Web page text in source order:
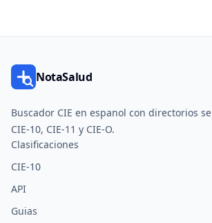
NotaSalud
Buscador CIE en espanol con directorios
CIE-10, CIE-11 y CIE-O.
Clasificaciones
CIE-10
API
Guias